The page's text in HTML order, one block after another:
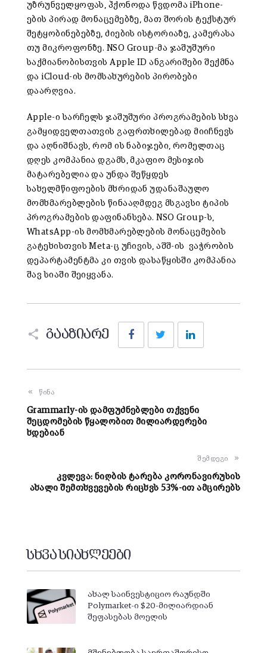
უზრუნველყოფას, ჰქონოდა წვდომა iPhone-
ების პირად მონაცემებზე, მათ შორის ტექსტურ
შეტყობინებებზე, ძიების ისტორიაზე, კამერასა
თუ მიკროფონზე. NSO Group-მა ჯაშუშური
საქმიანობისთვის Apple ID ანგარიშები შექმნა
და iCloud-ის მომსახურების პირობები
დაარღვია.
Apple-ი სარჩელს ჯაშუშური პროგრამების სხვა
გამყიდველთათვის გაფრთხილებად მიიჩნევს
და აღნიშნავს, რომ ის ნაბიჯები, რომელთაც
დღეს კომპანია დგამს, მკაფიო მესიჯის
მატარებელია და უნდა შეწყდეს
სახელმწიფოების მხრიდან უდანაშაულო
მომხმარებლების წინააღმდეგ მსგავსი ტიპის
პროგრამების დაფინანსება. NSO Group-ს,
WhatsApp-ის მომხმარებლების მონაცემების
გატეხისთვის Meta-ც უჩივის, აშშ-ის ვაჭრობის
დეპარტამენტმა კი თვის დასაწყისში კომპანია
შავ სიაში შეიყვანა.
გააზიარე
FacebookTwitter
წინა
Grammarly-ის დამფუძნებლები თქვენი
შეცდომების წყალობით მილიარდერები
ხდებიან
შემდეგი
კვლევა: ნიღბის ტარება კორონავირუსის
ახალი შემთხვევების რიცხვს 53%-ით ამცირებს
სხვა სიახლეები
ახალ საინვესტიციო რაუნდში
Polymarket-ი $20-მილიარდიან
შეფასებას მოელის